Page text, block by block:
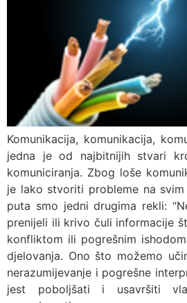
Komunikacija, komunikacija,
jedna je od najbitnijih stvari
komuniciranja. Zbog loše
je lako stvoriti probleme na
puta smo jedni drugima rekli:
prenijeli ili krivo čuli informacije
konfliktom ili pogrešnim
djelovanja. Ono što možemo
nerazumijevanje i pogrešne
jest poboljšati i usavršiti